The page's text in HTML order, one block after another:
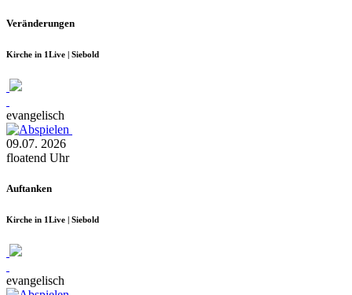
Veränderungen
Kirche in 1Live | Siebold
evangelisch
09.07. 2026
floatend Uhr
Auftanken
Kirche in 1Live | Siebold
evangelisch